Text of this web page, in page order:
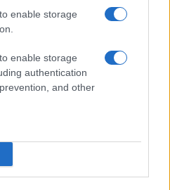
enable storage
enable storage
authentication
and other
a Palau, il Comune